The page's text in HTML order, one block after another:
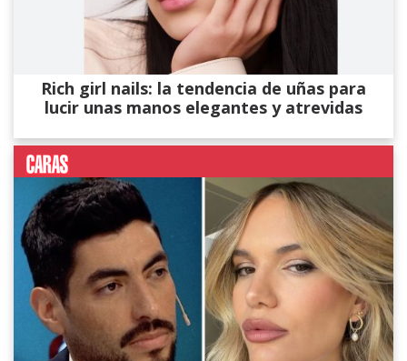
Rich girl nails: la tendencia de uñas para
lucir unas manos elegantes y atrevidas